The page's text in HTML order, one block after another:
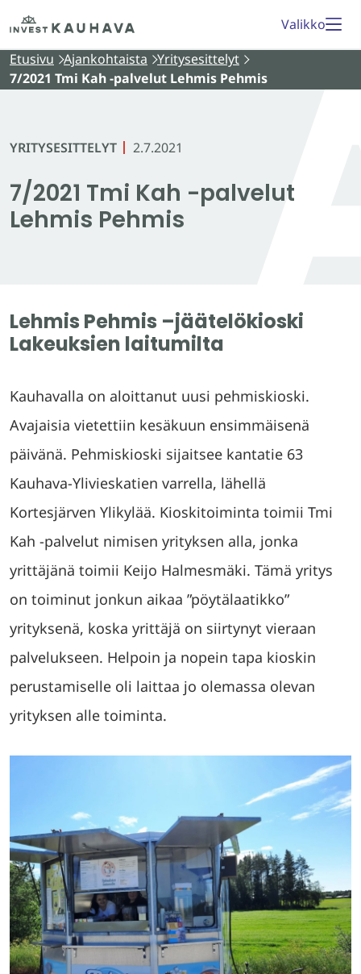
Siirry
Etusivu
Valikko
Etusivu Ajankohtaista Yritysesittelyt
7/2021 Tmi Kah -palvelut Lehmis Pehmis
YRITYSESITTELYT 2.7.2021
7/2021 Tmi Kah -palvelut
Lehmis Pehmis
Lehmis Pehmis –jäätelökioski
Lakeuksien laitumilta
Kauhavalla on aloittanut uusi pehmiskioski.
Avajaisia vietettiin kesäkuun ensimmäisenä
päivänä. Pehmiskioski sijaitsee kantatie 63
Kauhava-Ylivieskatien varrella, lähellä
Kortesjärven Ylikylää. Kioskitoiminta toimii Tmi
Kah -palvelut nimisen yrityksen alla, jonka
yrittäjänä toimii Keijo Halmesmäki. Tämä yritys
on toiminut jonkun aikaa ”pöytälaatikko”
yrityksenä, koska yrittäjä on siirtynyt vieraan
palvelukseen. Helpoin ja nopein tapa kioskin
perustamiselle oli laittaa jo olemassa olevan
yrityksen alle toiminta.